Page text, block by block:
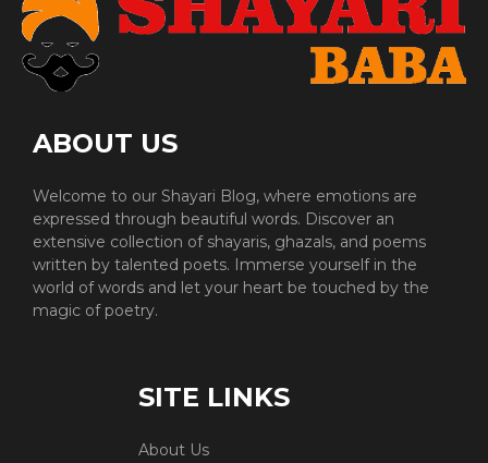
ABOUT US
Welcome to our Shayari Blog, where emotions are
expressed through beautiful words. Discover an
extensive collection of shayaris, ghazals, and poems
written by talented poets. Immerse yourself in the
world of words and let your heart be touched by the
magic of poetry.
SITE LINKS
About Us